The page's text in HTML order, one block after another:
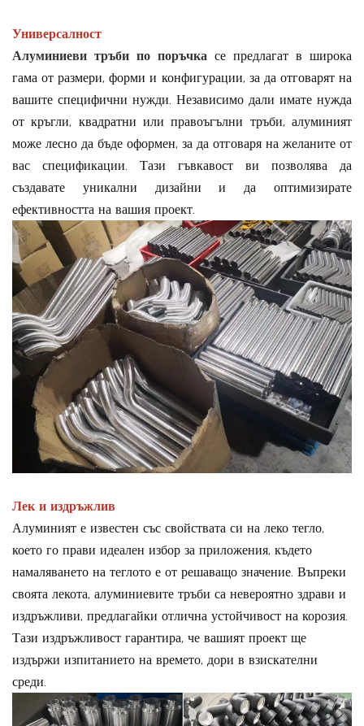
Универсалност
Алуминиеви тръби по поръчка се предлагат в широка
гама от размери, форми и конфигурации, за да отговарят на
вашите специфични нужди. Независимо дали имате нужда
от кръгли, квадратни или правоъгълни тръби, алуминият
може лесно да бъде оформен, за да отговаря на желаните от
вас спецификации. Тази гъвкавост ви позволява да
създавате уникални дизайни и да оптимизирате
ефективността на вашия проект.
Лек и издръжлив
Алуминият е известен със свойствата си на леко тегло,
което го прави идеален избор за приложения, където
намаляването на теглото е от решаващо значение. Въпреки
своята лекота, алуминиевите тръби са невероятно здрави и
издръжливи, предлагайки отлична устойчивост на корозия.
Тази издръжливост гарантира, че вашият проект ще
издържи изпитанието на времето, дори в взискателни
среди.